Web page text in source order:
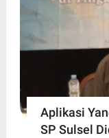
Aplikasi
SP Sulsel